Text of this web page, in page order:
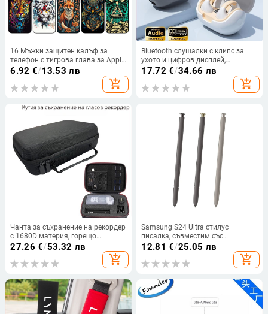
16 Мъжки защитен калъф за
телефон с тигрова глава за Apple
14 Pro Max 15 Матиран калъф,
6.92 €/13.53 лв
add_shopping_cart
Bluetooth слушалки с клипс за
ухото и цифров дисплей,
Bluetooth 5.3, IPX6
водоустойчиви, спортен стил,
безжични стерео клипс слушалки,
17.72 €/34.66 лв
add_shopping_cart
Чанта за съхранение на рекордер
с 1680D материя, горещо
пресована конструкция, модел
1119, товаропоносимост 5 кг,
възможност за персонализация
27.26 €/53.32 лв
add_shopping_cart
Samsung S24 Ultra стилус
писалка, съвместим със
S24U/S928, пластмасов корпус
12.81 €/25.05 лв
add_shopping_cart